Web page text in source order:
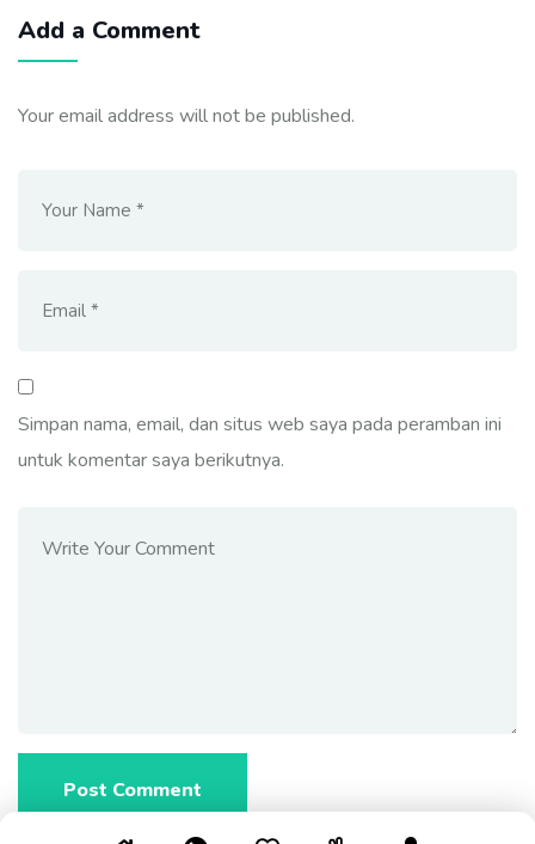
Add a Comment
Your email address will not be published.
Simpan nama, email, dan situs web saya pada peramban ini
untuk komentar saya berikutnya.